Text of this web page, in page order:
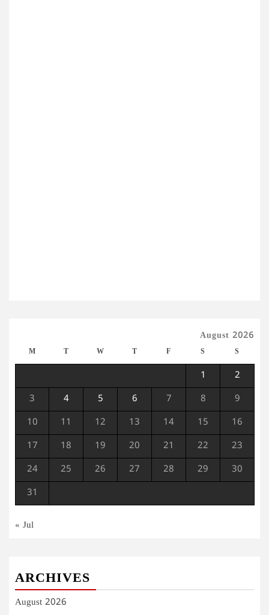
August 2026
M T W T F S S
1 2
3 4 5 6 7 8 9
10 11 12 13 14 15 16
17 18 19 20 21 22 23
24 25 26 27 28 29 30
31
« Jul
ARCHIVES
August 2026